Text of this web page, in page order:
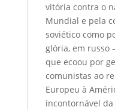
vitória contra o
Mundial e pela
soviético como
glória, em russo
que ecoou por
comunistas ao
Europeu à
incontornável